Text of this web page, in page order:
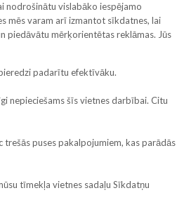
nodrošinātu vislabāko iespējamo
mēs varam arī izmantot sīkdatnes, lai
piedāvātu mērķorientētas reklāmas. Jūs
padarītu efektīvāku.
nepieciešams šīs vietnes darbībai. Citu
puses pakalpojumiem, kas parādās
tīmekļa vietnes sadaļu Sīkdatņu